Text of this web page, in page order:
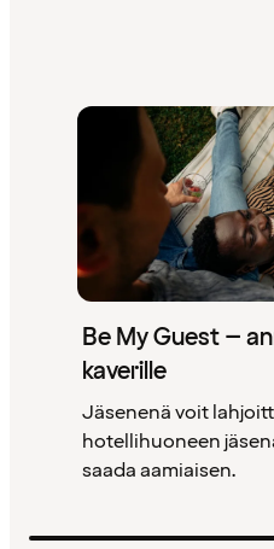
Be My Guest –
kaverille
Jäsenenä voit
hotellihuoneen
saada aamiaisen.